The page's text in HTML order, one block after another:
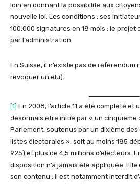
loin en donnant la possibilité aux
nouvelle loi. Les conditions : ses
100.000 signatures en 18 mois ; le
par l’administration.
En Suisse, il n’existe pas de
révoquer un élu).
[1] En 2008, l’article 11 a été complété et
désormais être initié par « un cinquième
Parlement, soutenus par un dixième
listes électorales », soit au moins 185
925) et plus de 4,5 millions d’électeurs.
disposition n’a jamais été appliquée.
son contenu : il est notamment interdit